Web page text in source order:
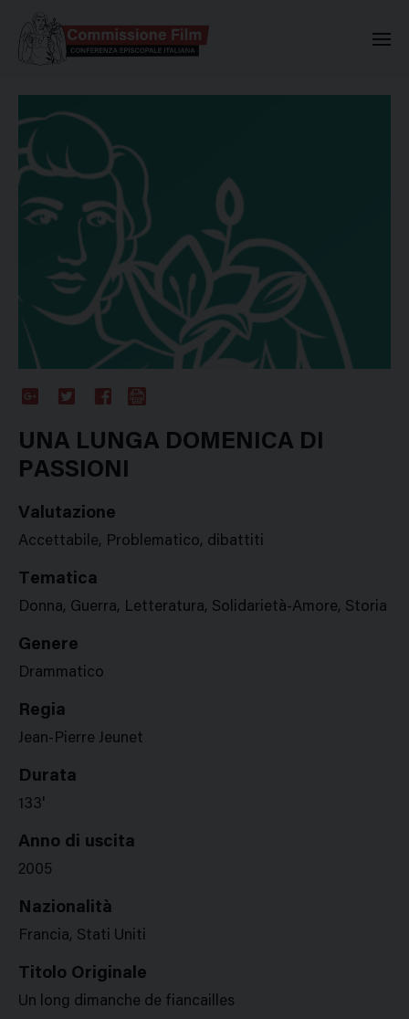
Plus
UNA LUNGA DOMENICA DI
PASSIONI
Valutazione
Accettabile, Problematico, dibattiti
Tematica
Donna, Guerra, Letteratura, Solidarietà-Amore, Storia
Genere
Drammatico
Regia
Jean-Pierre Jeunet
Durata
133'
Anno di uscita
2005
Nazionalità
Francia, Stati Uniti
Titolo Originale
Un long dimanche de fiancailles